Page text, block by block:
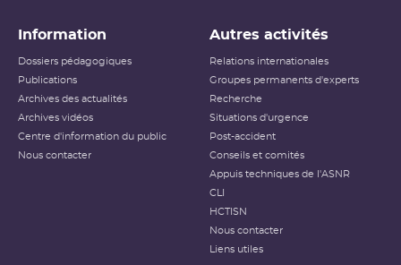
Information
Dossiers pédagogiques
Publications
Archives des actualités
Archives vidéos
Centre d'information du public
Nous contacter
Autres activités
Relations internationales
Groupes permanents d'experts
Recherche
Situations d'urgence
Post-accident
Conseils et comités
Appuis techniques de l'ASNR
CLI
HCTISN
Nous contacter
Liens utiles